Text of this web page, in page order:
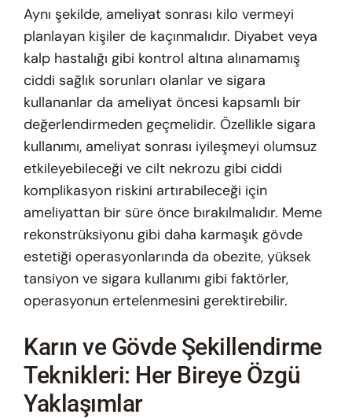
Aynı şekilde, ameliyat sonrası kilo vermeyi
planlayan kişiler de kaçınmalıdır. Diyabet veya
kalp hastalığı gibi kontrol altına alınamamış
ciddi sağlık sorunları olanlar ve sigara
kullananlar da ameliyat öncesi kapsamlı bir
değerlendirmeden geçmelidir. Özellikle sigara
kullanımı, ameliyat sonrası iyileşmeyi olumsuz
etkileyebileceği ve cilt nekrozu gibi ciddi
komplikasyon riskini artırabileceği için
ameliyattan bir süre önce bırakılmalıdır. Meme
rekonstrüksiyonu gibi daha karmaşık gövde
estetiği operasyonlarında da obezite, yüksek
tansiyon ve sigara kullanımı gibi faktörler,
operasyonun ertelenmesini gerektirebilir.
Karın ve Gövde Şekillendirme
Teknikleri: Her Bireye Özgü
Yaklaşımlar